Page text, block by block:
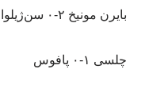
بایرن مونیخ ۲-۰ سن‌ژیلواز
چلسی ۱-۰ پافوس